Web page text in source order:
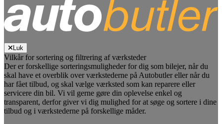
Luk
Vilkår for sortering og filtrering af værksteder
Der er forskellige sorteringsmuligheder for dig som bilejer, når du
skal have et overblik over værkstederne på Autobutler eller når du
har fået tilbud, og skal vælge værksted som kan reparere eller
servicere din bil. Vi vil gerne gøre din oplevelse enkel og
transparent, derfor giver vi dig mulighed for at søge og sortere i dine
tilbud og i værkstederne på forskellige måder.